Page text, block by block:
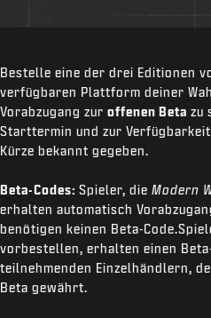
Bestelle eine der drei Editionen
verfügbaren Plattform deiner
Vorabzugang zur offenen Beta zu
Starttermin und zur
Kürze bekannt gegeben.
Beta-Codes: Spieler, die Modern
erhalten automatisch
benötigen keinen Beta-
vorbestellen, erhalten einen
teilnehmenden Einzelhändlern,
Beta gewährt.